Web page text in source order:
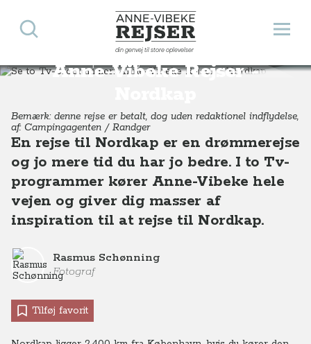
Anne-Vibeke Rejser
din genvej til store oplevelser
Åbn
Søg
Se to Tv-programmer:
Anne-Vibeke Rejser -
Destinationer Europa Norge Se to Tv-programmer i fuld længde: Anne-Vibeke Rejser - Nordkap del 1 og 2
Bemærk: denne rejse er betalt, dog uden redaktionel indflydelse,
af: Campingagenten / Randger
En rejse til Nordkap er en drømmerejse
og jo mere tid du har jo bedre. I to Tv-
programmer kører Anne-Vibeke hele
vejen og giver dig masser af
inspiration til at rejse til Nordkap.
Rasmus Schønning
Fotograf
Tilføj favorit